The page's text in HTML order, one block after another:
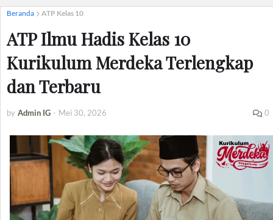
Beranda ATP Kelas 10
ATP Ilmu Hadis Kelas 10
Kurikulum Merdeka Terlengkap
dan Terbaru
by Admin IG - Mei 30, 2026 0